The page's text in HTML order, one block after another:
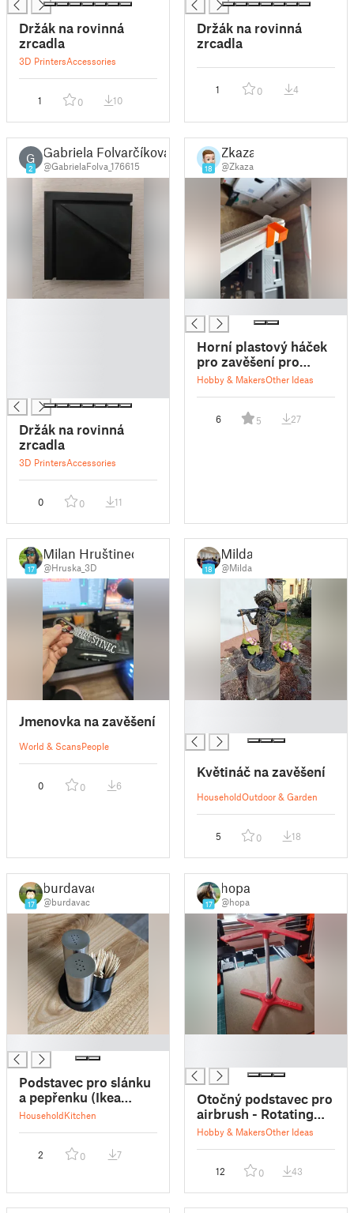
Držák na rovinná
zrcadla
3D PrintersAccessories
1 0 10
Držák na rovinná
zrcadla
1 0 4
G
2
Gabriela Folvarčíková
@GabrielaFolva_176615
Držák na rovinná
zrcadla
3D PrintersAccessories
0 0 11
18
Zkaza
@Zkaza
Horní plastový háček
pro zavěšení pro
otevřenou kazetu -
Hobby & MakersOther Ideas
6 5 27
17
Milan Hruštinec
@Hruska_3D
Jmenovka na zavěšení
World & ScansPeople
0 0 6
18
Milda
@Milda
Květináč na zavěšení
HouseholdOutdoor & Garden
5 0 18
17
burdavac
@burdavac
Podstavec pro slánku
a pepřenku (Ikea
PLATS)
HouseholdKitchen
2 0 7
17
hopa
@hopa
Otočný podstavec pro
airbrush - Rotating
airbrush stand
Hobby & MakersOther Ideas
12 0 43